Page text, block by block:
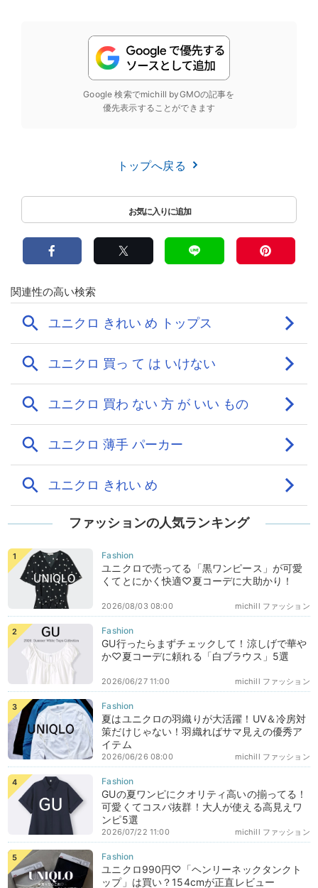
Google 検索でmichill byGMOの記事を
優先表示することができます
トップへ戻る
ファッションの人気ランキング
ユニクロで売ってる「黒ワンピース」が可愛
くてとにかく快適♡夏コーデに大助かり！
michill ファッション
2026/08/03 08:00
GU行ったらまずチェックして！涼しげで華や
か♡夏コーデに頼れる「白ブラウス」5選
michill ファッション
2026/06/27 11:00
夏はユニクロの羽織りが大活躍！UV＆冷房対
策だけじゃない！羽織ればサマ見えの優秀ア
イテム
michill ファッション
2026/06/26 08:00
GUの夏ワンピにクオリティ高いの揃ってる！
可愛くてコスパ抜群！大人が使える高見えワ
ンピ5選
michill ファッション
2026/07/22 11:00
ユニクロ990円♡「ヘンリーネックタンクト
ップ」は買い？154cmが正直レビュー